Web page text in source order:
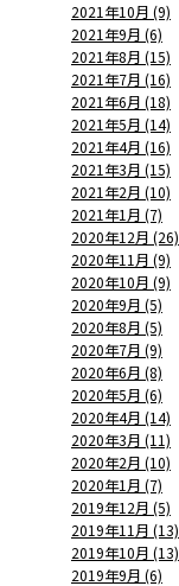
2021年10月 (9)
2021年9月 (6)
2021年8月 (15)
2021年7月 (16)
2021年6月 (18)
2021年5月 (14)
2021年4月 (16)
2021年3月 (15)
2021年2月 (10)
2021年1月 (7)
2020年12月 (26)
2020年11月 (9)
2020年10月 (9)
2020年9月 (5)
2020年8月 (5)
2020年7月 (9)
2020年6月 (8)
2020年5月 (6)
2020年4月 (14)
2020年3月 (11)
2020年2月 (10)
2020年1月 (7)
2019年12月 (5)
2019年11月 (13)
2019年10月 (13)
2019年9月 (6)